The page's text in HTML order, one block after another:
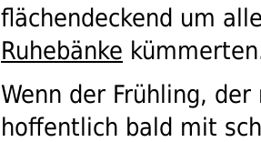
flächendeckend um
Ruhebänke
Wenn der Frühling,
hoffentlich bald mit